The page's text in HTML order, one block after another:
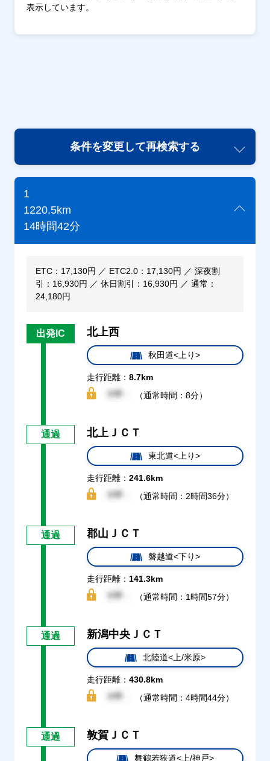
表示しています。
条件を変更して再検索する
1
1220.5km
14時間42分
ETC：17,130円 ／ ETC2.0：17,130円 ／ 深夜割
引：16,930円 ／ 休日割引：16,930円 ／ 通常：
24,180円
出発IC 北上西
秋田道<上り>
走行距離： 8.7km
（通常時間：8分）
通過 北上ＪＣＴ
東北道<上り>
走行距離： 241.6km
（通常時間：2時間36分）
通過 郡山ＪＣＴ
磐越道<下り>
走行距離： 141.3km
（通常時間：1時間57分）
通過 新潟中央ＪＣＴ
北陸道<上/米原>
走行距離： 430.8km
（通常時間：4時間44分）
通過 敦賀ＪＣＴ
舞鶴若狭道<上/神戸>